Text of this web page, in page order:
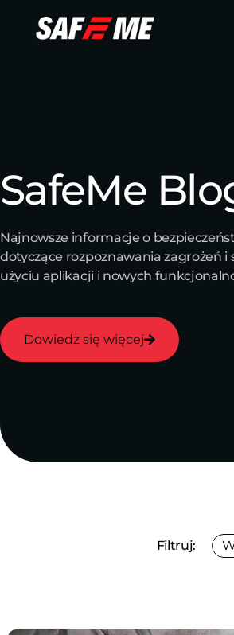
SafeMe
Najnowsze informacje o
dotyczące rozpoznawania zagrożeń
użyciu aplikacji i nowych
Dowiedz się więcej
Filtruj: